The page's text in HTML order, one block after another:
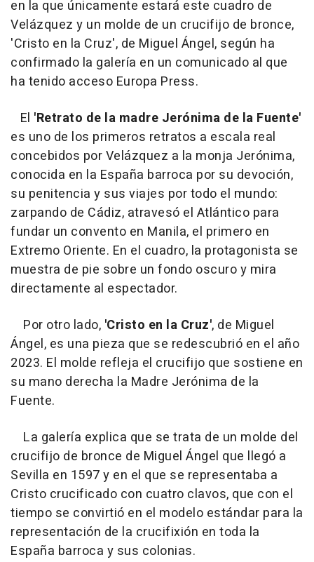
en la que únicamente estará este cuadro de
Velázquez y un molde de un crucifijo de bronce,
'Cristo en la Cruz', de Miguel Ángel, según ha
confirmado la galería en un comunicado al que
ha tenido acceso Europa Press.
El 'Retrato de la madre Jerónima de la Fuente'
es uno de los primeros retratos a escala real
concebidos por Velázquez a la monja Jerónima,
conocida en la España barroca por su devoción,
su penitencia y sus viajes por todo el mundo:
zarpando de Cádiz, atravesó el Atlántico para
fundar un convento en Manila, el primero en
Extremo Oriente. En el cuadro, la protagonista se
muestra de pie sobre un fondo oscuro y mira
directamente al espectador.
Por otro lado, 'Cristo en la Cruz', de Miguel
Ángel, es una pieza que se redescubrió en el año
2023. El molde refleja el crucifijo que sostiene en
su mano derecha la Madre Jerónima de la
Fuente.
La galería explica que se trata de un molde del
crucifijo de bronce de Miguel Ángel que llegó a
Sevilla en 1597 y en el que se representaba a
Cristo crucificado con cuatro clavos, que con el
tiempo se convirtió en el modelo estándar para la
representación de la crucifixión en toda la
España barroca y sus colonias.